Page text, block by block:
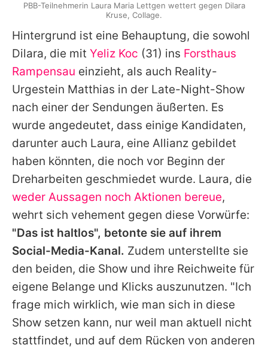
Hintergrund ist eine Behauptung, die sowohl
Dilara, die mit Yeliz Koc (31) ins Forsthaus
Rampensau einzieht, als auch Reality-
Urgestein Matthias in der Late-Night-Show
nach einer der Sendungen äußerten. Es
wurde angedeutet, dass einige Kandidaten,
darunter auch Laura, eine Allianz gebildet
haben könnten, die noch vor Beginn der
Dreharbeiten geschmiedet wurde. Laura, die
weder Aussagen noch Aktionen bereue,
wehrt sich vehement gegen diese Vorwürfe:
"Das ist haltlos", betonte sie auf ihrem
Social-Media-Kanal. Zudem unterstellte sie
den beiden, die Show und ihre Reichweite für
eigene Belange und Klicks auszunutzen. "Ich
frage mich wirklich, wie man sich in diese
Show setzen kann, nur weil man aktuell nicht
stattfindet, und auf dem Rücken von anderen
PBB-Teilnehmerin Laura Maria Lettgen wettert gegen Dilara
Kruse, Collage.